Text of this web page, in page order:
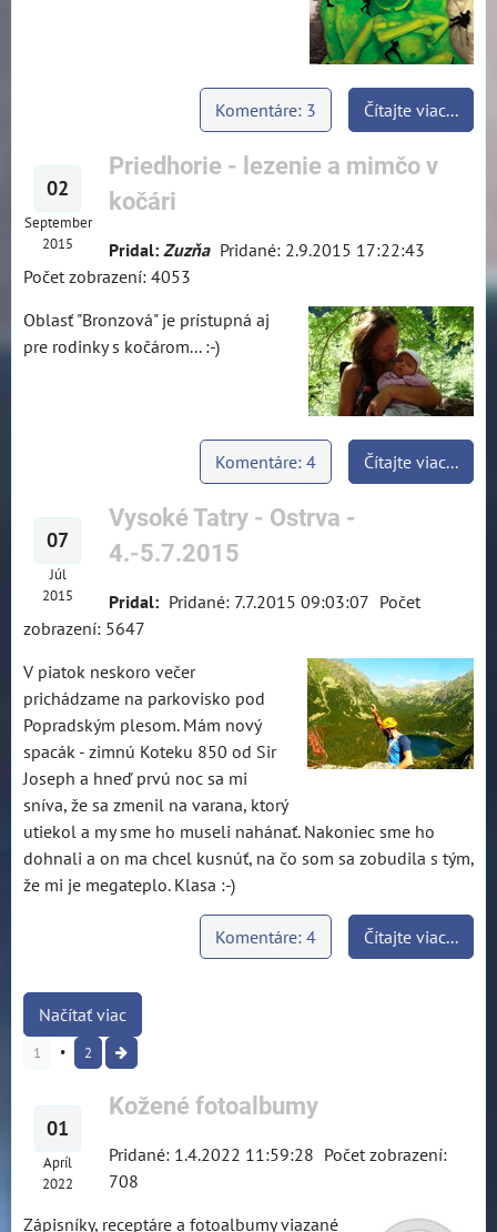
Čítajte viac...
Komentáre: 3
02
September
2015
Priedhorie - lezenie a mimčo v
kočári
Pridal: Zuzňa Pridané: 2.9.2015 17:22:43
Počet zobrazení: 4053
Oblasť "Bronzová" je prístupná aj
pre rodinky s kočárom... :-)
Čítajte viac...
Komentáre: 4
07
Júl
2015
Vysoké Tatry - Ostrva -
4.-5.7.2015
Pridal: Pridané: 7.7.2015 09:03:07 Počet
zobrazení: 5647
V piatok neskoro večer
prichádzame na parkovisko pod
Popradským plesom. Mám nový
spacák - zimnú Koteku 850 od Sir
Joseph a hneď prvú noc sa mi
sníva, že sa zmenil na varana, ktorý
utiekol a my sme ho museli nahánať. Nakoniec sme ho
dohnali a on ma chcel kusnúť, na čo som sa zobudila s tým,
že mi je megateplo. Klasa :-)
Čítajte viac...
Komentáre: 4
Načítať viac
1 2
01
Apríl
2022
Kožené fotoalbumy
Pridané: 1.4.2022 11:59:28 Počet zobrazení:
708
Zápisníky, receptáre a fotoalbumy viazané